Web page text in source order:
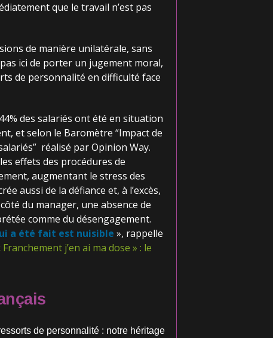
que le travail n’est pas
de manière unilatérale, sans
ici de porter un jugement moral,
de personnalité en difficulté face
des salariés ont été en situation
et selon le Baromètre “Impact de
réalisé par Opinion Way.
effets des procédures de
augmentant le stress des
aussi de la défiance et, à l’excès,
du manager, une absence de
comme du désengagement.
a été fait est nuisible », rappelle
Franchement j’en ai ma dose » : le
de personnalité : notre héritage